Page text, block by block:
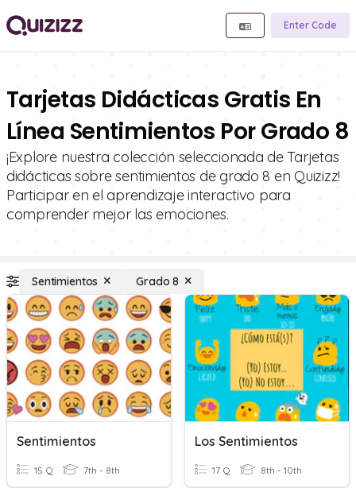
Enter Code
Tarjetas Didácticas Gratis En
Línea Sentimientos Por Grado 8
¡Explore nuestra colección seleccionada de Tarjetas
didácticas sobre sentimientos de grado 8 en Quizizz!
Participar en el aprendizaje interactivo para
comprender mejor las emociones.
Sentimientos Grado 8
Sentimientos
15 Q 7th - 8th
Los Sentimientos
17 Q 8th - 10th